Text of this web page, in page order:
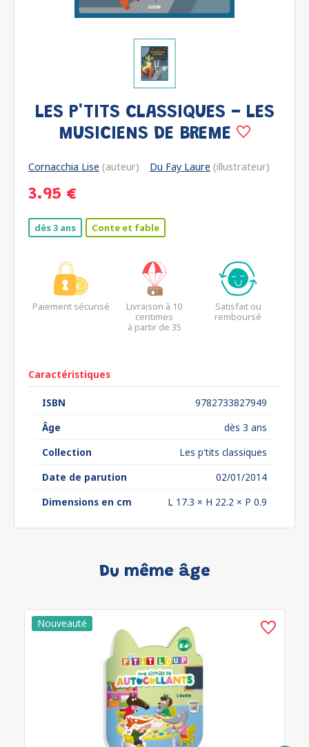
LES P'TITS CLASSIQUES - LES
MUSICIENS DE BREME
Cornacchia Lise (auteur) Du Fay Laure (illustrateur)
3.95 €
dès 3 ans Conte et fable
Paiement sécurisé
Livraison à 10
centimes
à partir de 35
Satisfait ou
remboursé
Caractéristiques
ISBN
9782733827949
Âge
dès 3 ans
Collection
Les p'tits classiques
Date de parution
02/01/2014
Dimensions en cm
L 17.3 × H 22.2 × P 0.9
Du même âge